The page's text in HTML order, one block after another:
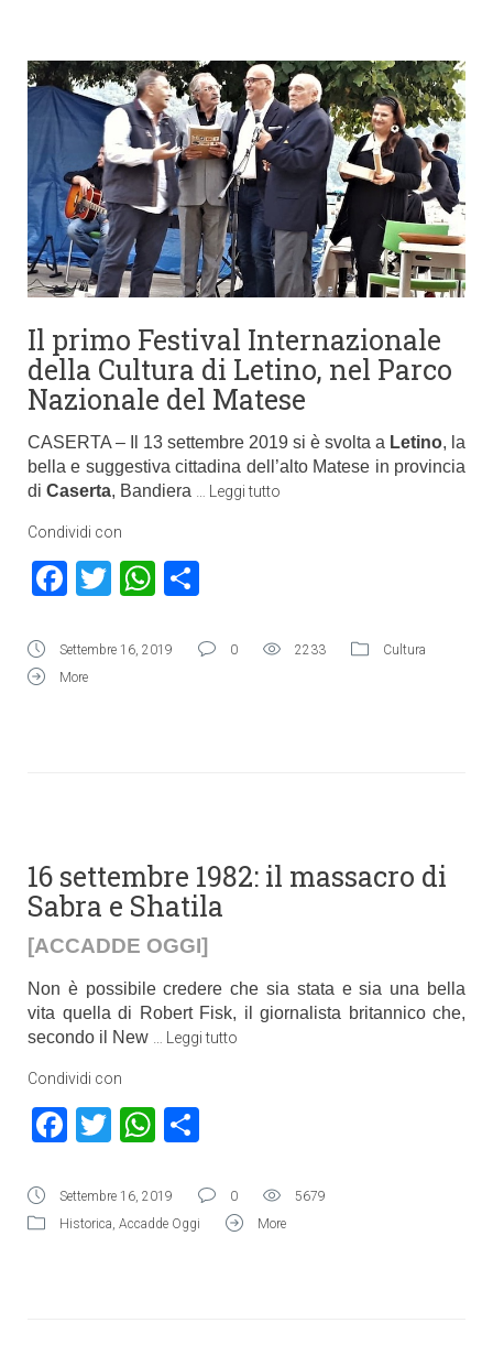
Il primo Festival Internazionale
della Cultura di Letino, nel Parco
Nazionale del Matese
CASERTA – Il 13 settembre 2019 si è svolta a Letino, la
bella e suggestiva cittadina dell’alto Matese in provincia
di Caserta, Bandiera Leggi tutto
Condividi con
Facebook
TwitterWhatsApp
Settembre 16, 2019 0 2233
Cultura
More
16 settembre 1982: il massacro di
Sabra e Shatila
[ACCADDE OGGI]
Non è possibile credere che sia stata e sia una bella
vita quella di Robert Fisk, il giornalista britannico che,
secondo il New
Leggi tutto
Condividi con
Facebook
TwitterWhatsApp
Settembre 16, 2019 0
5679
Historica, Accadde Oggi More